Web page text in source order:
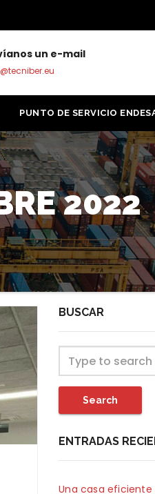
un e-mail
PUNTO DE SERVICIO
2022
BUSCAR
Search
ENTRADAS
Una casa eficiente